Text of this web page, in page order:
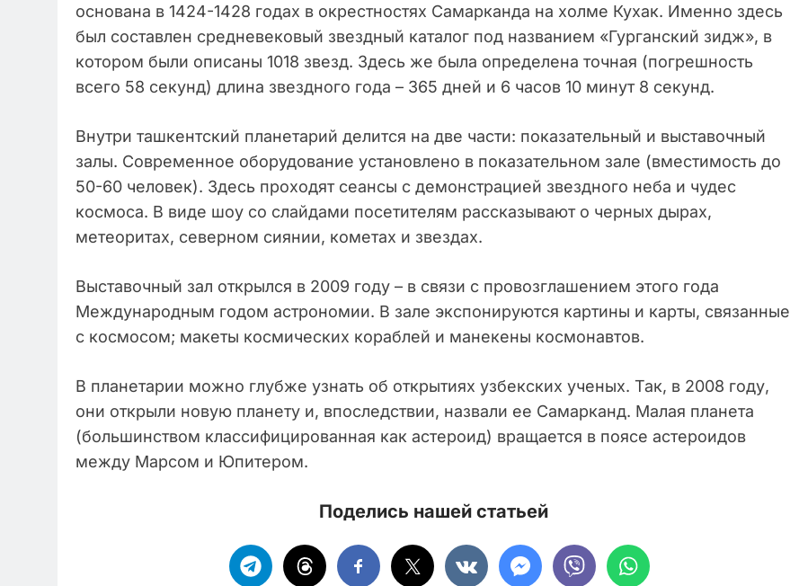
основана в 1424-1428 годах в окрестностях Самарканда на холме Кухак. Именно здесь
был составлен средневековый звездный каталог под названием «Гурганский зидж», в
котором были описаны 1018 звезд. Здесь же была определена точная (погрешность
всего 58 секунд) длина звездного года – 365 дней и 6 часов 10 минут 8 секунд.
Внутри ташкентский планетарий делится на две части: показательный и выставочный
залы. Современное оборудование установлено в показательном зале (вместимость до
50-60 человек). Здесь проходят сеансы с демонстрацией звездного неба и чудес
космоса. В виде шоу со слайдами посетителям рассказывают о черных дырах,
метеоритах, северном сиянии, кометах и звездах.
Выставочный зал открылся в 2009 году – в связи с провозглашением этого года
Международным годом астрономии. В зале экспонируются картины и карты, связанные
с космосом; макеты космических кораблей и манекены космонавтов.
В планетарии можно глубже узнать об открытиях узбекских ученых. Так, в 2008 году,
они открыли новую планету и, впоследствии, назвали ее Самарканд. Малая планета
(большинством классифицированная как астероид) вращается в поясе астероидов
между Марсом и Юпитером.
Поделись нашей статьей